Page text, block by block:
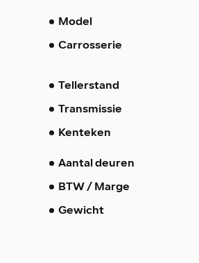
Model
Carrosserie
Tellerstand
Transmissie
Kenteken
Aantal deuren
BTW / Marge
Gewicht